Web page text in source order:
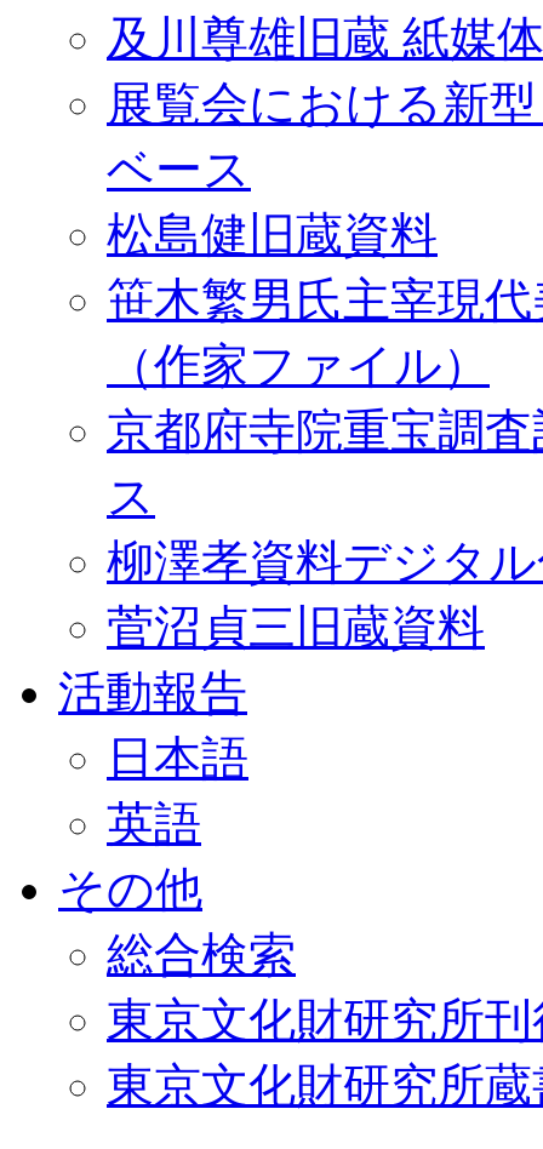
及川尊雄旧蔵 紙媒
展覧会における新
ベース
松島健旧蔵資料
笹木繁男氏主宰現
（作家ファイル）
京都府寺院重宝調
ス
柳澤孝資料デジタ
菅沼貞三旧蔵資料
活動報告
日本語
英語
その他
総合検索
東京文化財研究所
東京文化財研究所